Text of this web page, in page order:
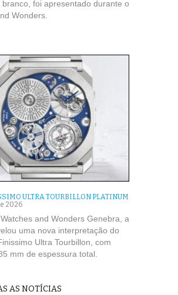
branco, foi apresentado durante o
Wonders.
ULTRA TOURBILLON PLATINUM
2026
and Wonders Genebra, a
uma nova interpretação do
Ultra Tourbillon, com
mm de espessura total.
AS NOTÍCIAS